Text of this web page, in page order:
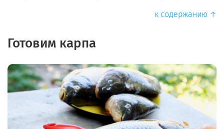
к содержанию ↑
Готовим карпа